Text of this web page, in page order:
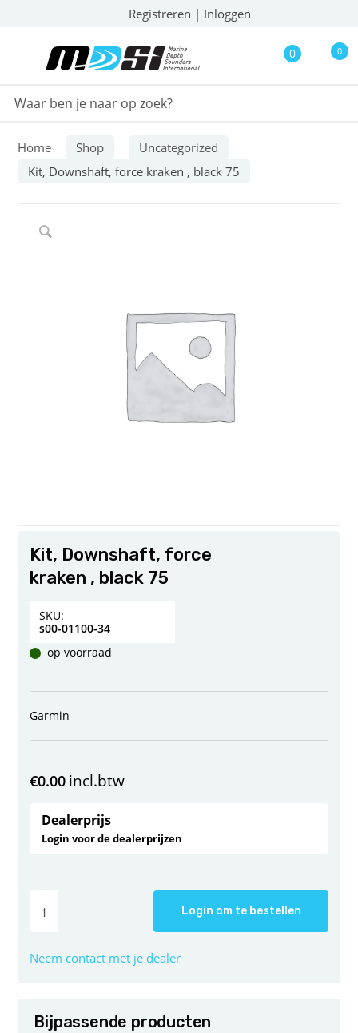
Registreren | Inloggen
0 0
Home Shop
Uncategorized
Kit, Downshaft, force kraken , black 75
Kit, Downshaft, force
kraken , black 75
SKU:
s00-01100-34
op voorraad
Garmin
€0.00 incl.btw
Dealerprijs
Login voor de dealerprijzen
Login om te bestellen
Neem contact met je dealer
Bijpassende producten